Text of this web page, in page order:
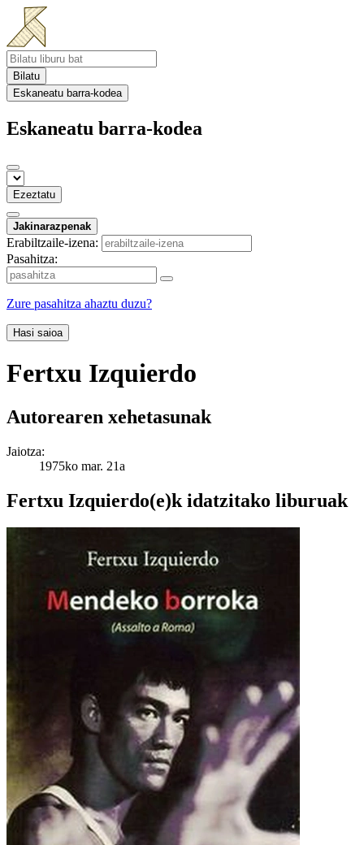
Bilatu
Eskaneatu barra-kodea
Eskaneatu barra-kodea
Ezeztatu
Jakinarazpenak
Erabiltzaile-izena:
Pasahitza:
Zure pasahitza ahaztu duzu?
Hasi saioa
Fertxu Izquierdo
Autorearen xehetasunak
Jaiotza:
1975ko mar. 21a
Fertxu Izquierdo(e)k idatzitako liburuak